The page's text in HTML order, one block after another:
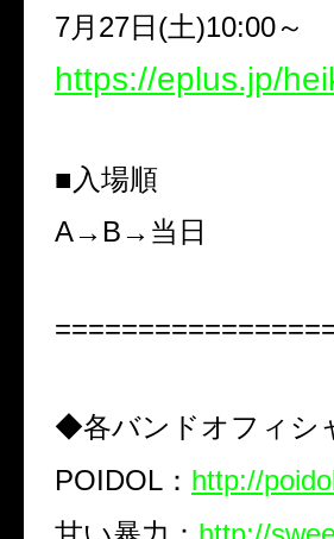
7月 27日 (土)10:00～
https://eplus.jp/
■入場順
A→B→ 当日
◆各バンドオフィシ
POIDOL ： http://